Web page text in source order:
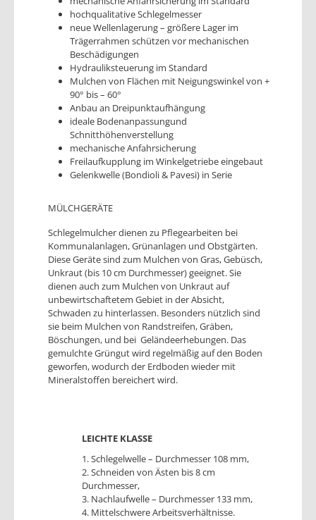
hochqualitative Schlegelmesser
neue Wellenlagerung – größere Lager im
Trägerrahmen schützen vor mechanischen
Beschädigungen
Hydrauliksteuerung im Standard
Mulchen von Flächen mit Neigungswinkel von +
90° bis – 60°
Anbau an Dreipunktaufhängung
ideale Bodenanpassungund
Schnitthöhenverstellung
mechanische Anfahrsicherung
Freilaufkupplung im Winkelgetriebe eingebaut
Gelenkwelle (Bondioli & Pavesi) in Serie
MÜLCHGERÄTE
Schlegelmulcher dienen zu Pflegearbeiten bei
Kommunalanlagen, Grünanlagen und Obstgärten.
Diese Geräte sind zum Mulchen von Gras, Gebüsch,
Unkraut (bis 10 cm Durchmesser) geeignet. Sie
dienen auch zum Mulchen von Unkraut auf
unbewirtschaftetem Gebiet in der Absicht,
Schwaden zu hinterlassen. Besonders nützlich sind
sie beim Mulchen von Randstreifen, Gräben,
Böschungen, und bei Geländeerhebungen. Das
gemulchte Grüngut wird regelmäßig auf den Boden
geworfen, wodurch der Erdboden wieder mit
Mineralstoffen bereichert wird.
LEICHTE KLASSE
1. Schlegelwelle – Durchmesser 108 mm,
2. Schneiden von Ästen bis 8 cm
Durchmesser,
3. Nachlaufwelle – Durchmesser 133 mm,
4. Mittelschwere Arbeitsverhältnisse.